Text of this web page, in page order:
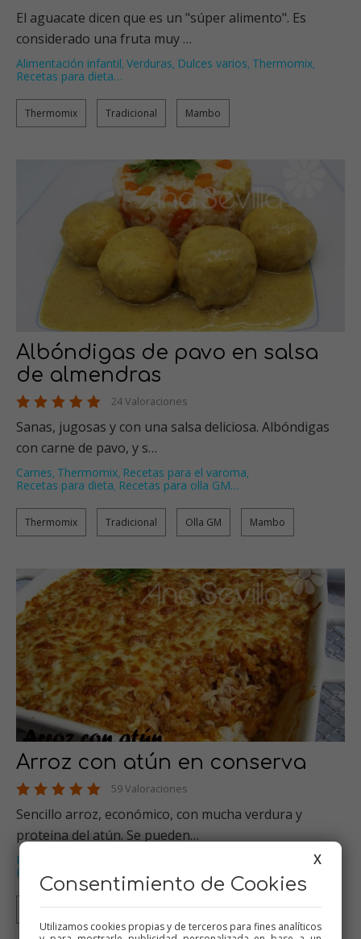
El aguacate dicen que es un "súper alimento". Es
considerado una fruta muy …
Alimentación infantil, Verduras, Dulces varios, Thermomix,
Recetas para dieta…
Thermomix Tradicional Mambo
Albóndigas de pavo en salsa
de almendras
24 Valoraciones
Sanas, jugosas y con una salsa deliciosa. Albóndigas
con carne de pavo, y s…
Carnes, Thermomix, Recetas para el varoma,
Recetas para dieta, Recetas para olla GM…
Thermomix Tradicional Olla GM Mambo
Arroz con atún en conserva
59 Valoraciones
Sencillo arroz, económico, con mucha verdura y
proteina del atún. Se pueden…
Pescados
Recetas para olla GM
Thermomix Tradicional Olla GM Mambo
X
Consentimiento de Cookies
Utilizamos cookies propias y de terceros para fines analíticos